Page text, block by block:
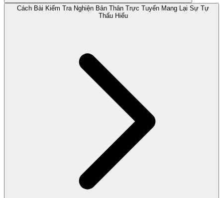
Cách Bài Kiểm Tra Nghiện Bản Thân Trực Tuyến Mang Lại Sự Tự
Thấu Hiểu